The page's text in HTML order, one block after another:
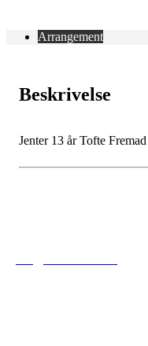
Arrangement
Beskrivelse
Jenter 13 år Tofte